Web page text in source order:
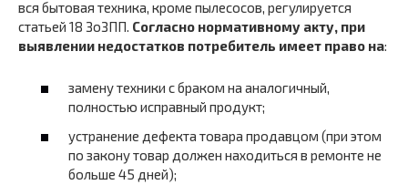
вся бытовая техника, кроме пылесосов, регулируется
статьей 18 ЗоЗПП. Согласно нормативному акту, при
выявлении недостатков потребитель имеет право на:
замену техники с браком на аналогичный,
полностью исправный продукт;
устранение дефекта товара продавцом (при этом
по закону товар должен находиться в ремонте не
больше 45 дней);